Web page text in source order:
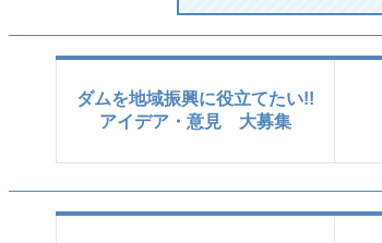
ダムを地域振興に役立てたい!!
アイデア・意見 大募集